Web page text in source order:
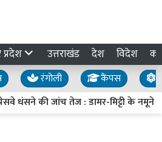
प्रदेश उत्तराखंड देश विदेश
रंगोली कैंपस
धंसने की जांच तेज : डामर-मिट्टी के नमूने